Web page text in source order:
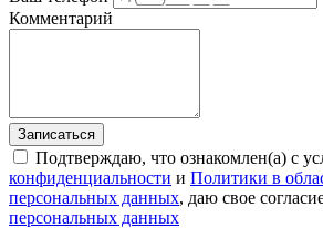
Комментарий
Записаться
Подтверждаю, что ознакомлен(а) с
конфиденциальности и Политики в
персональных данных, даю свое
персональных данных